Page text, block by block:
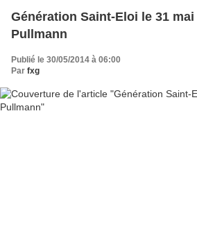
Génération Saint-Eloi le 31
Pullmann
Publié le 30/05/2014 à 06:00
Par fxg